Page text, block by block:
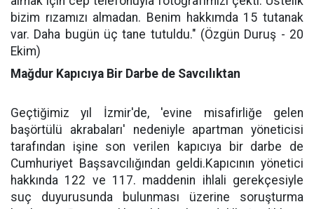
bizim rızamızı almadan. Benim hakkımda 15 tutanak
var. Daha bugün üç tane tutuldu." (Özgün Duruş - 20
Ekim)
Mağdur Kapıcıya Bir Darbe de Savcılıktan
Geçtiğimiz yıl İzmir'de, 'evine misafirliğe gelen
başörtülü akrabaları' nedeniyle apartman yöneticisi
tarafından işine son verilen kapıcıya bir darbe de
Cumhuriyet Başsavcılığından geldi.Kapıcının yönetici
hakkında 122 ve 117. maddenin ihlali gerekçesiyle
suç duyurusunda bulunması üzerine soruşturma